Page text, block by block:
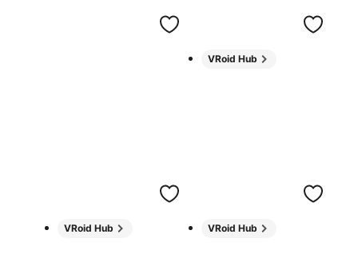
VRoid Hub
VRoid Hub VRoid Hub